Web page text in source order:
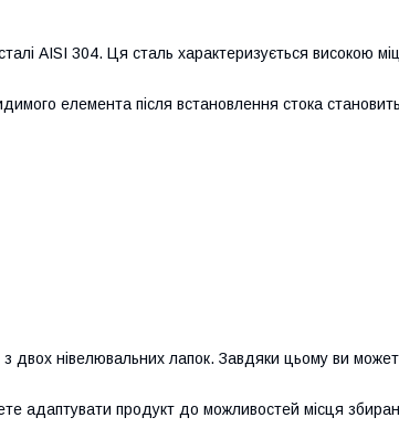
AISI 304. Ця сталь характеризується високою
елемента після встановлення стока
нівелювальних лапок. Завдяки цьому ви
адаптувати продукт до можливостей місця